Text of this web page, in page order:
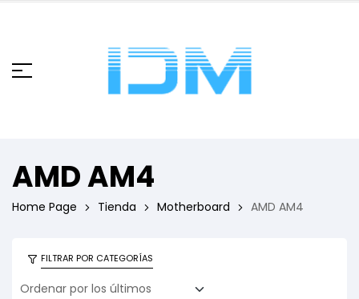
AMD AM4
Home Page Tienda Motherboard AMD AM4
FILTRAR POR CATEGORÍAS